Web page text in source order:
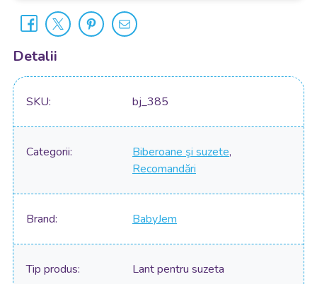
Detalii
SKU bj_385
Categorii Biberoane şi suzete,
Recomandări
Brand BabyJem
Tip produs Lant pentru suzeta